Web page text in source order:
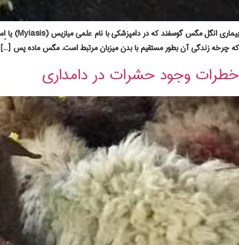
که چرخه زندگی آن بطور مستقیم با بدن میزبان مرتبط است. مگس ماده پس […]
خطرات وجود حشرات در دامداری‌